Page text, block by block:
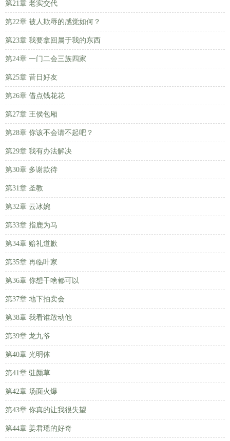
第21章 老实交代
第22章 被人欺辱的感觉如何？
第23章 我要拿回属于我的东西
第24章 一门二会三族四家
第25章 昔日好友
第26章 借点钱花花
第27章 王侯包厢
第28章 你该不会请不起吧？
第29章 我有办法解决
第30章 多谢款待
第31章 圣教
第32章 云冰婉
第33章 指鹿为马
第34章 赔礼道歉
第35章 再临叶家
第36章 你想干啥都可以
第37章 地下拍卖会
第38章 我看谁敢动他
第39章 龙九爷
第40章 光明体
第41章 驻颜草
第42章 场面火爆
第43章 你真的让我很失望
第44章 姜君瑶的好奇